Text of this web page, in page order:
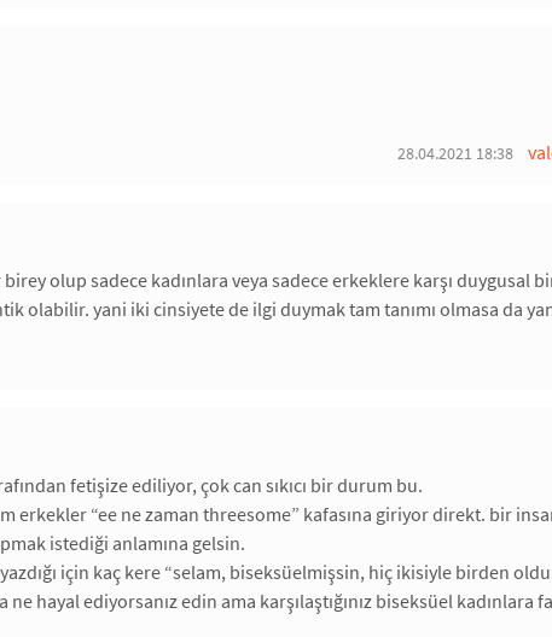
28.04.2021 18:38
olup sadece kadınlara veya sadece erkeklere karşı duygusal
olabilir. yani iki cinsiyete de ilgi duymak tam tanımı olmasa da
fetişize ediliyor, çok can sıkıcı bir durum bu.
erkekler “ee ne zaman threesome” kafasına giriyor direkt. bir
istediği anlamına gelsin.
için kaç kere “selam, biseksüelmişsin, hiç ikisiyle birden
hayal ediyorsanız edin ama karşılaştığınız biseksüel kadınlara